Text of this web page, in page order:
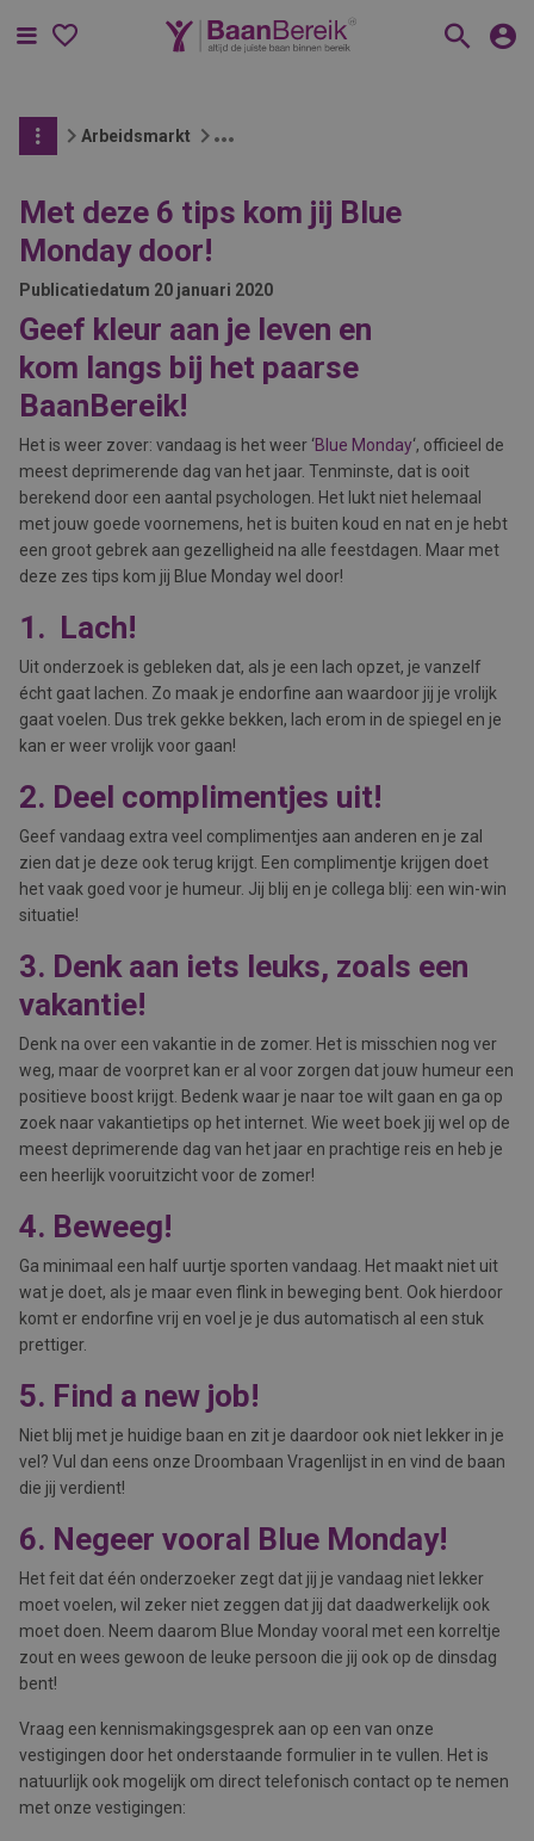
Menu
Arbeidsmarkt
Met deze 6 tips kom jij Blue
Monday door!
Publicatiedatum 20 januari 2020
Geef kleur aan je leven en
kom langs bij het paarse
BaanBereik!
Het is weer zover: vandaag is het weer ‘Blue Monday‘, officieel de
meest deprimerende dag van het jaar. Tenminste, dat is ooit
berekend door een aantal psychologen. Het lukt niet helemaal
met jouw goede voornemens, het is buiten koud en nat en je hebt
een groot gebrek aan gezelligheid na alle feestdagen. Maar met
deze zes tips kom jij Blue Monday wel door!
1. Lach!
Uit onderzoek is gebleken dat, als je een lach opzet, je vanzelf
écht gaat lachen. Zo maak je endorfine aan waardoor jij je vrolijk
gaat voelen. Dus trek gekke bekken, lach erom in de spiegel en je
kan er weer vrolijk voor gaan!
2. Deel complimentjes uit!
Geef vandaag extra veel complimentjes aan anderen en je zal
zien dat je deze ook terug krijgt. Een complimentje krijgen doet
het vaak goed voor je humeur. Jij blij en je collega blij: een win-win
situatie!
3. Denk aan iets leuks, zoals een
vakantie!
Denk na over een vakantie in de zomer. Het is misschien nog ver
weg, maar de voorpret kan er al voor zorgen dat jouw humeur een
positieve boost krijgt. Bedenk waar je naar toe wilt gaan en ga op
zoek naar vakantietips op het internet. Wie weet boek jij wel op de
meest deprimerende dag van het jaar en prachtige reis en heb je
een heerlijk vooruitzicht voor de zomer!
4. Beweeg!
Ga minimaal een half uurtje sporten vandaag. Het maakt niet uit
wat je doet, als je maar even flink in beweging bent. Ook hierdoor
komt er endorfine vrij en voel je je dus automatisch al een stuk
prettiger.
5. Find a new job!
Niet blij met je huidige baan en zit je daardoor ook niet lekker in je
vel? Vul dan eens onze Droombaan Vragenlijst in en vind de baan
die jij verdient!
6. Negeer vooral Blue Monday!
Het feit dat één onderzoeker zegt dat jij je vandaag niet lekker
moet voelen, wil zeker niet zeggen dat jij dat daadwerkelijk ook
moet doen. Neem daarom Blue Monday vooral met een korreltje
zout en wees gewoon de leuke persoon die jij ook op de dinsdag
bent!
Vraag een kennismakingsgesprek aan op een van onze
vestigingen door het onderstaande formulier in te vullen. Het is
natuurlijk ook mogelijk om direct telefonisch contact op te nemen
met onze vestigingen: